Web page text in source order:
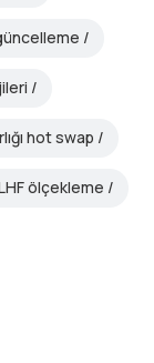
hot swap
ölçekleme